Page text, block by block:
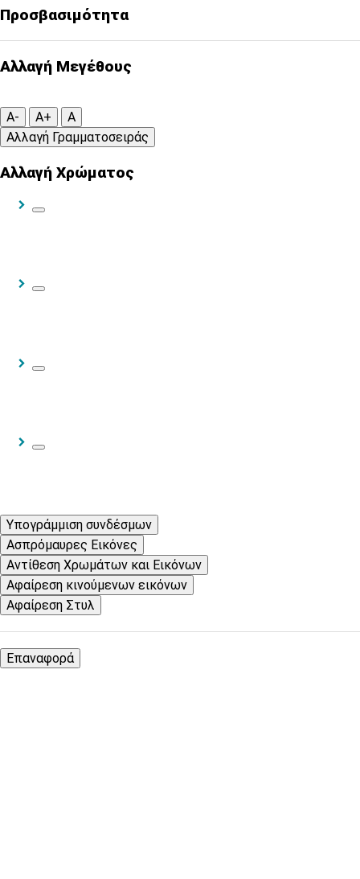
Προσβασιμότητα
Αλλαγή Μεγέθους
A- A+
A
Αλλαγή Γραμματοσειράς
Αλλαγή Χρώματος
Υπογράμμιση συνδέσμων
Ασπρόμαυρες Εικόνες
Αντίθεση Χρωμάτων και Εικόνων
Αφαίρεση κινούμενων εικόνων
Αφαίρεση Στυλ
Επαναφορά